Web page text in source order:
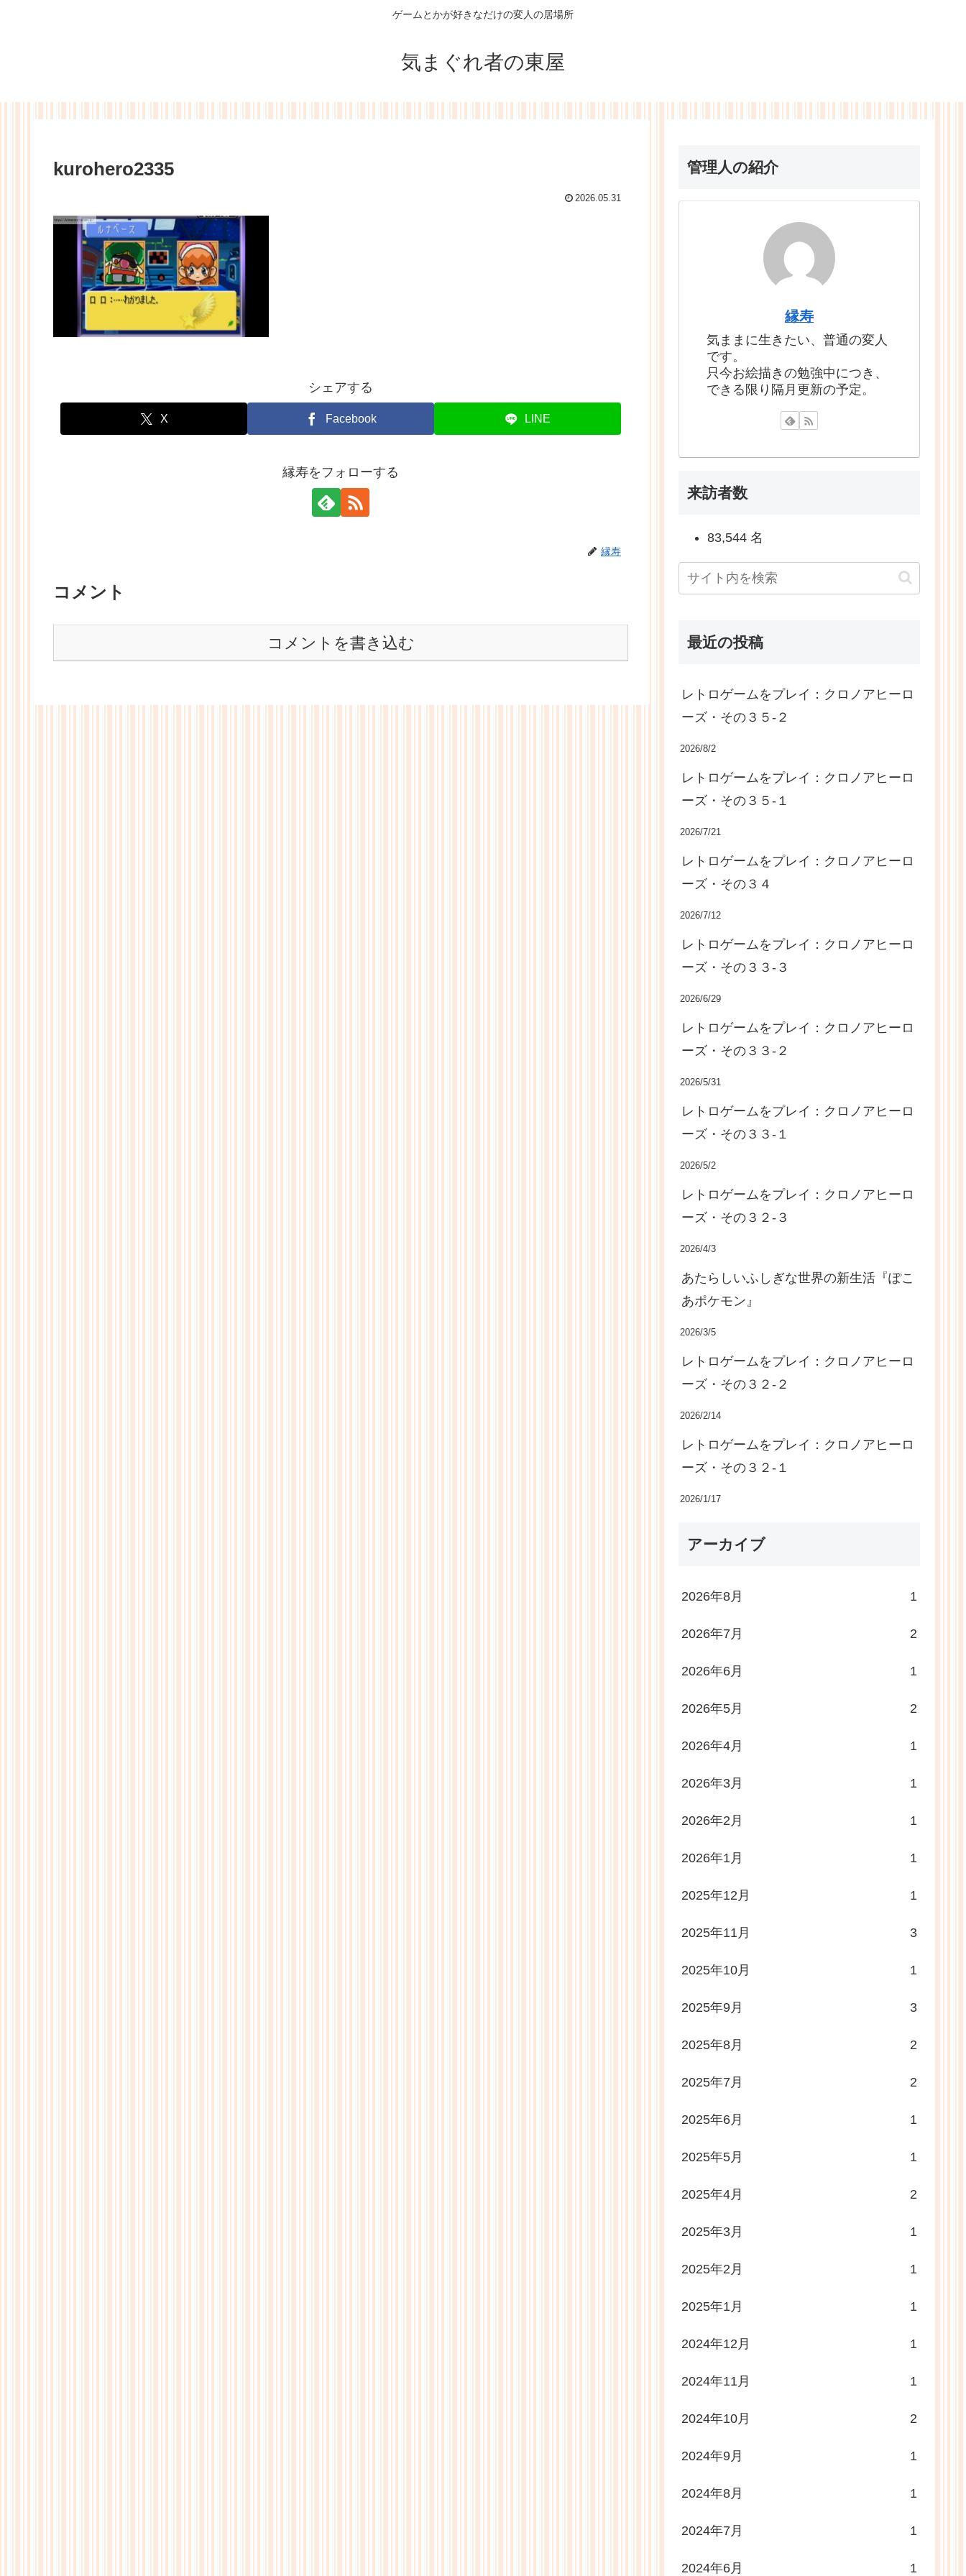
ゲームとかが好きなだけの変人の居場所
気まぐれ者の東屋
kurohero2335
2026.05.31
シェアする
X Facebook LINE
縁寿をフォローする
縁寿
コメント
コメントを書き込む
管理人の紹介
縁寿
気ままに生きたい、普通の変人
です。
只今お絵描きの勉強中につき、
できる限り隔月更新の予定。
来訪者数
83,544 名
最近の投稿
レトロゲームをプレイ：クロノアヒーロ
ーズ・その３５-２
2026/8/2
レトロゲームをプレイ：クロノアヒーロ
ーズ・その３５-１
2026/7/21
レトロゲームをプレイ：クロノアヒーロ
ーズ・その３４
2026/7/12
レトロゲームをプレイ：クロノアヒーロ
ーズ・その３３-３
2026/6/29
レトロゲームをプレイ：クロノアヒーロ
ーズ・その３３-２
2026/5/31
レトロゲームをプレイ：クロノアヒーロ
ーズ・その３３-１
2026/5/2
レトロゲームをプレイ：クロノアヒーロ
ーズ・その３２-３
2026/4/3
あたらしいふしぎな世界の新生活『ぽこ
あポケモン』
2026/3/5
レトロゲームをプレイ：クロノアヒーロ
ーズ・その３２-２
2026/2/14
レトロゲームをプレイ：クロノアヒーロ
ーズ・その３２-１
2026/1/17
アーカイブ
2026年8月 1
2026年7月 2
2026年6月 1
2026年5月 2
2026年4月 1
2026年3月 1
2026年2月 1
2026年1月 1
2025年12月 1
2025年11月 3
2025年10月 1
2025年9月 3
2025年8月 2
2025年7月 2
2025年6月 1
2025年5月 1
2025年4月 2
2025年3月 1
2025年2月 1
2025年1月 1
2024年12月 1
2024年11月 1
2024年10月 2
2024年9月 1
2024年8月 1
2024年7月 1
2024年6月 1